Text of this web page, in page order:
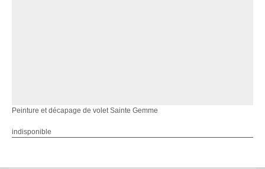
Peinture et décapage de volet Sainte Gemme
indisponible